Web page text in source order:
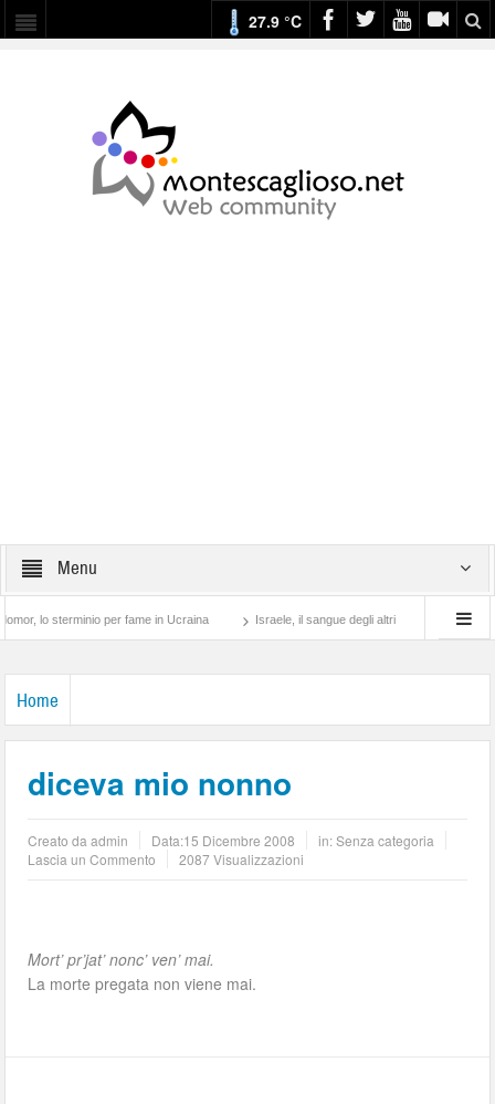
27.9 °C
Menu
sterminio per fame in Ucraina Israele, il sangue degli altri Lotta di
Home
diceva mio nonno
Creato daadmin Data:15 Dicembre 2008
in: Senza categoria
Lascia un Commento
2087 Visualizzazioni
Mort’ pr’jat’ nonc’ ven’ mai.
La morte pregata non viene mai.